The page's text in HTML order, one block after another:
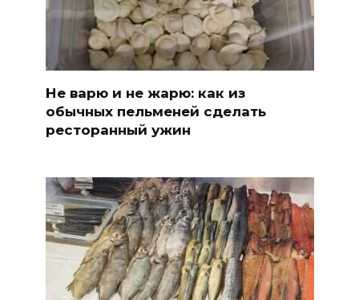
Не варю и не жарю: как из
обычных пельменей сделать
ресторанный ужин